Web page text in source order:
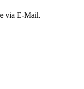
via E-Mail.